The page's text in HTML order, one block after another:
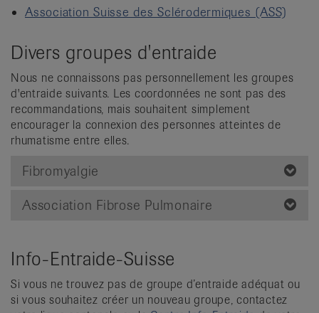
Association Suisse des Sclérodermiques (ASS)
Divers groupes d'entraide
Nous ne connaissons pas personnellement les groupes
d'entraide suivants. Les coordonnées ne sont pas des
recommandations, mais souhaitent simplement
encourager la connexion des personnes atteintes de
rhumatisme entre elles.
Fibromyalgie
Association Fibrose Pulmonaire
Info-Entraide-Suisse
Si vous ne trouvez pas de groupe d’entraide adéquat ou
si vous souhaitez créer un nouveau groupe, contactez